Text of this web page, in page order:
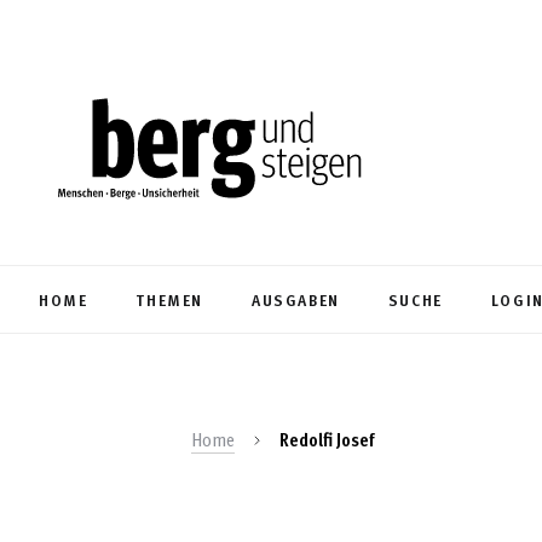
HOME THEMEN AUSGABEN SUCHE
Home Redolfi Josef